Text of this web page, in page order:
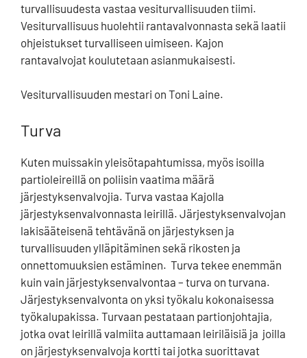
turvallisuudesta vastaa vesiturvallisuuden tiimi.
Vesiturvallisuus huolehtii rantavalvonnasta sekä laatii
ohjeistukset turvalliseen uimiseen. Kajon
rantavalvojat koulutetaan asianmukaisesti.
Vesiturvallisuuden mestari on Toni Laine.
Turva
Kuten muissakin yleisötapahtumissa, myös isoilla
partioleireillä on poliisin vaatima määrä
järjestyksenvalvojia. Turva vastaa Kajolla
järjestyksenvalvonnasta leirillä. Järjestyksenvalvojan
lakisääteisenä tehtävänä on järjestyksen ja
turvallisuuden ylläpitäminen sekä rikosten ja
onnettomuuksien estäminen. Turva tekee enemmän
kuin vain järjestyksenvalvontaa – turva on turvana.
Järjestyksenvalvonta on yksi työkalu kokonaisessa
työkalupakissa. Turvaan pestataan partionjohtajia,
jotka ovat leirillä valmiita auttamaan leiriläisiä ja joilla
on järjestyksenvalvoja kortti tai jotka suorittavat